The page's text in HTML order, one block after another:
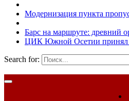
Модернизация пункта
Барс на маршруте: древний
ЦИК Южной Осетии принял
Search for: